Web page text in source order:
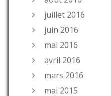
juillet 2016
juin 2016
mai 2016
avril 2016
mars 2016
mai 2015